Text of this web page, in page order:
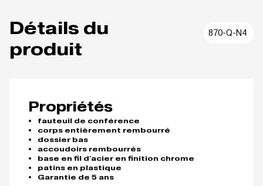
Détails du
produit
870-Q-N4
Propriétés
fauteuil de conférence
corps entièrement rembourré
dossier bas
accoudoirs rembourrés
base en fil d'acier en finition chrome
patins en plastique
Garantie de 5 ans